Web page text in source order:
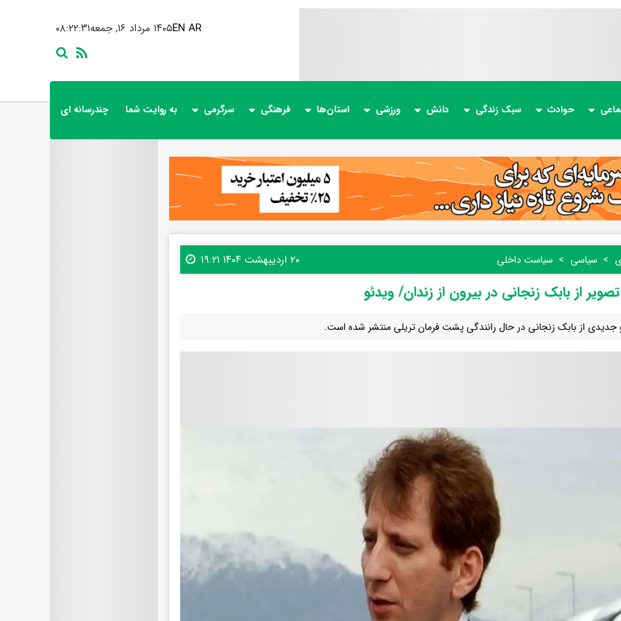
۰۸:۲۲:۳۳ ۱۴۰۵ مرداد ۱۶, جمعهEN AR
حوادث سبک زندگی دانش ورزشی استان‌ها فرهنگی سرگرمی به روایت شما چندرسانه ای
سیاسی سیاست داخلی ۲۰ اردیبهشت ۱۴۰۴ ۱۹:۲۱
از بابک زنجانی در بیرون از زندان/ ویدئو
جدیدی از بابک زنجانی در حال رانندگی پشت فرمان تریلی منتشر شده است.